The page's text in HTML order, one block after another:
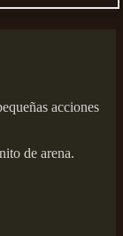
acciones
de arena.